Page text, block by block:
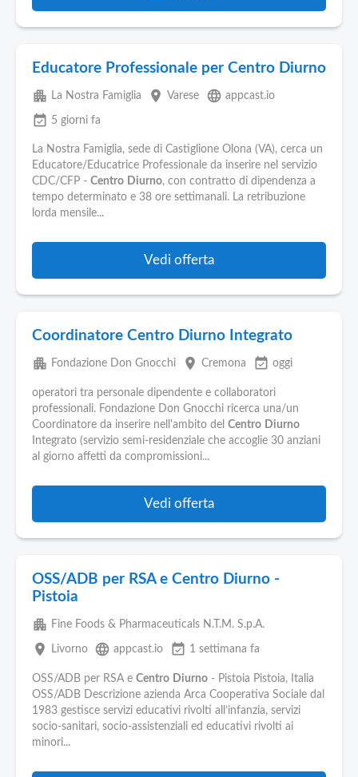
Educatore Professionale per Centro Diurno
apartment La Nostra Famiglia place Varese language appcast.io
event_available 5 giorni fa
La Nostra Famiglia, sede di Castiglione Olona (VA), cerca un
Educatore/Educatrice Professionale da inserire nel servizio
CDC/CFP - Centro Diurno, con contratto di dipendenza a
tempo determinato e 38 ore settimanali. La retribuzione
lorda mensile...
Vedi offerta
Coordinatore Centro Diurno Integrato
apartment Fondazione Don Gnocchi place Cremona event_available oggi
operatori tra personale dipendente e collaboratori
professionali. Fondazione Don Gnocchi ricerca una/un
Coordinatore da inserire nell'ambito del Centro Diurno
Integrato (servizio semi-residenziale che accoglie 30 anziani
al giorno affetti da compromissioni...
Vedi offerta
OSS/ADB per RSA e Centro Diurno -
Pistoia
apartment Fine Foods & Pharmaceuticals N.T.M. S.p.A.
place Livorno language appcast.io event_available 1 settimana fa
OSS/ADB per RSA e Centro Diurno - Pistoia Pistoia, Italia
OSS/ADB Descrizione azienda Arca Cooperativa Sociale dal
1983 gestisce servizi educativi rivolti all’infanzia, servizi
socio-sanitari, socio-assistenziali ed educativi rivolti ai
minori...